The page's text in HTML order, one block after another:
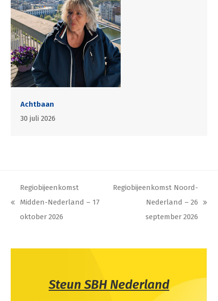
Achtbaan
30 juli 2026
Regiobijeenkomst
Midden-Nederland – 17
oktober 2026
Regiobijeenkomst Noord-
Nederland – 26
september 2026
Steun SBH Nederland